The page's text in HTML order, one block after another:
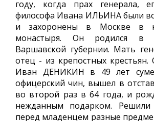
году, когда прах генерала,
философа Ивана ИЛЬИНА были
и захоронены в Москве в
монастыря. Он родился в
Варшавской губернии. Мать
отец - из крепостных
Иван ДЕНИКИН в 49 лет
офицерский чин, вышел в
во второй раз в 64 года, и
нежданным подарком. Решили
перед младенцем разные